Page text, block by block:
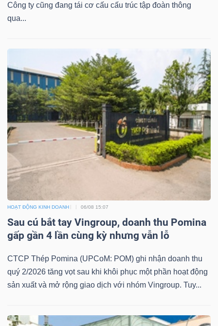
Công ty cũng đang tái cơ cấu cấu trúc tập đoàn thông
qua...
HOẠT ĐỘNG KINH DOANH 06/08 15:07
Sau cú bắt tay Vingroup, doanh thu Pomina
gấp gần 4 lần cùng kỳ nhưng vẫn lỗ
CTCP Thép Pomina (UPCoM: POM) ghi nhận doanh thu
quý 2/2026 tăng vọt sau khi khôi phục một phần hoạt động
sản xuất và mở rộng giao dịch với nhóm Vingroup. Tuy...
NGUYÊN
LIỆU
CÔNG
TIÊU
DÙNG
THIẾT